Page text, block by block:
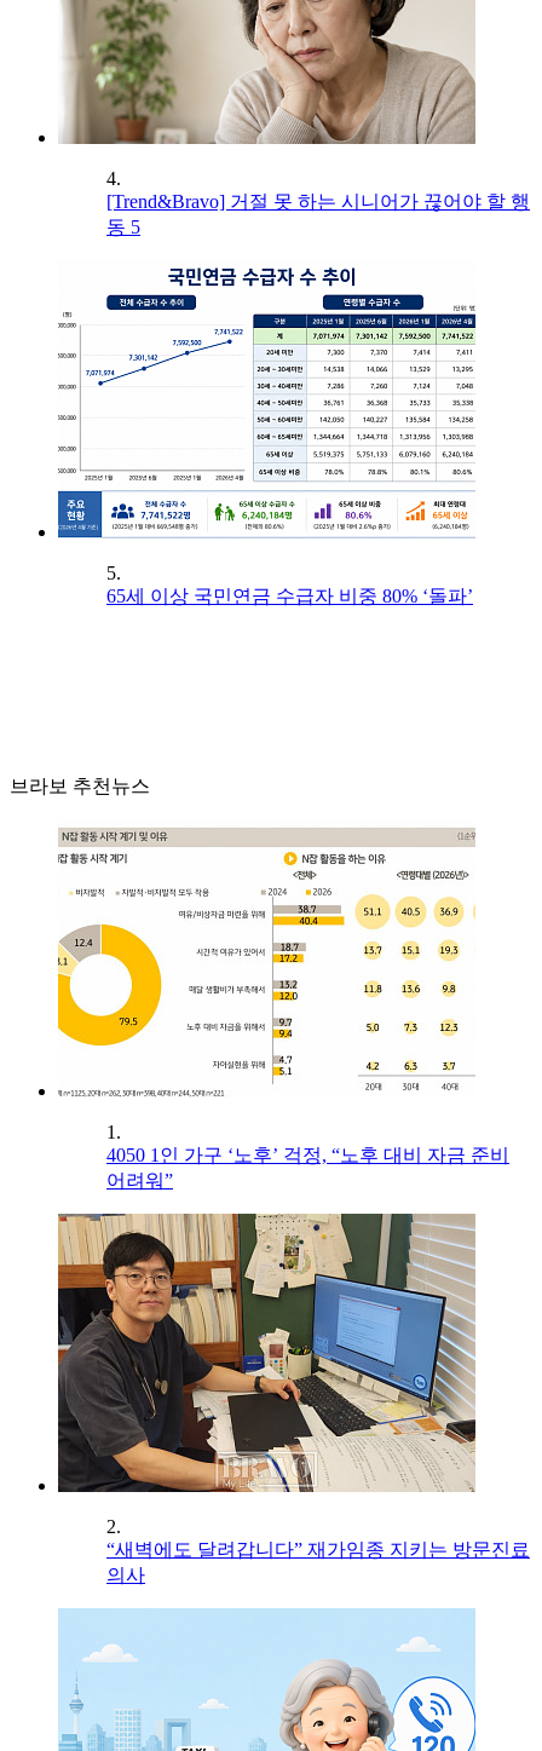
4.
[Trend&Bravo] 거절 못 하는 시니어가 끊어야 할 행
동 5
5.
65세 이상 국민연금 수급자 비중 80% ‘돌파’
브라보 추천뉴스
1.
4050 1인 가구 ‘노후’ 걱정, “노후 대비 자금 준비
어려워”
2.
“새벽에도 달려갑니다” 재가임종 지키는 방문진료
의사